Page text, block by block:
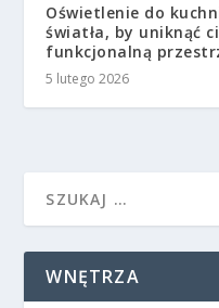
Oświetlenie do
światła, by uniknąć
funkcjonalną
5 lutego 2026
WNĘTRZA